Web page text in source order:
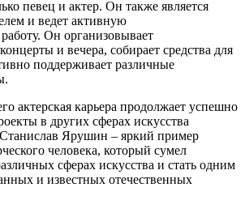
певец и актер. Он также является
и ведет активную
Он организовывает
и вечера, собирает средства для
поддерживает различные
актерская карьера продолжает успешно
в других сферах искусства
Ярушин – яркий пример
человека, который сумел
сферах искусства и стать одним
и известных отечественных